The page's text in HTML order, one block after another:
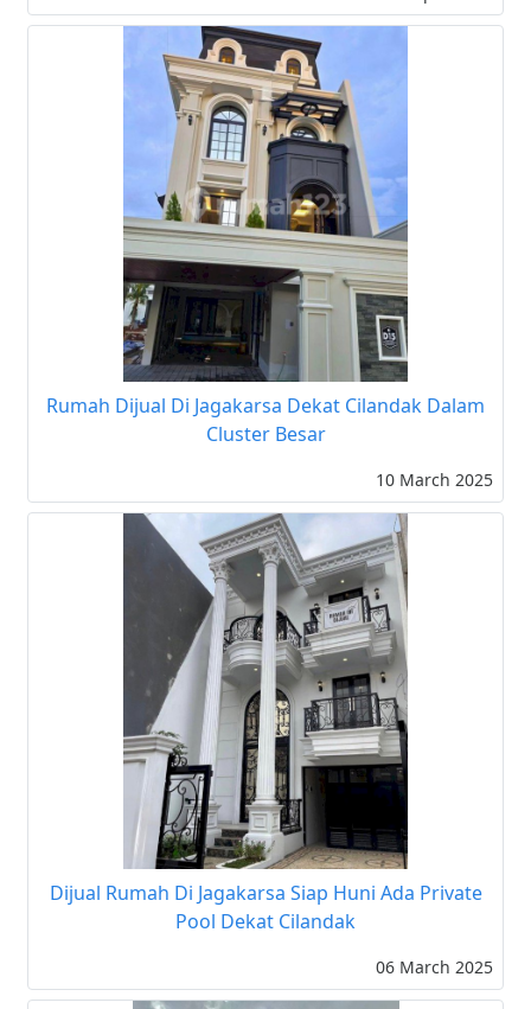
Rumah Dijual Di Jagakarsa Dekat Cilandak Dalam
Cluster Besar
10 March 2025
Dijual Rumah Di Jagakarsa Siap Huni Ada Private
Pool Dekat Cilandak
06 March 2025